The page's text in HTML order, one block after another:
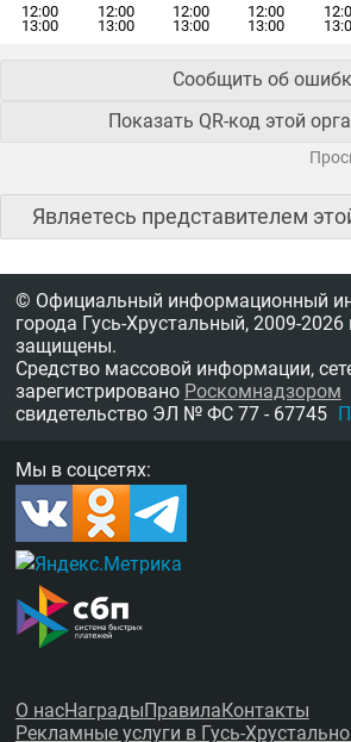
12:00
13:00
12:00
13:00
12:00
13:00
12:00
13:00
Сообщить об
Показать QR-код этой
Являетесь представителем
© Официальный информационный
города Гусь-Хрустальный, 2009-2026
защищены.
Средство массовой информации,
зарегистрировано Роскомнадзором
свидетельство ЭЛ № ФС 77 - 67745
Мы в соцсетях:
О насНаградыПравилаКонтакты
Рекламные услуги в Гусь-